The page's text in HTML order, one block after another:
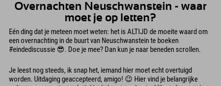
Overnachten Neuschwanstein - waar
moet je op letten?
Eén ding dat je meteen moet weten: het is ALTIJD de moeite waard om
een overnachting in de buurt van Neuschwanstein te boeken
#eindediscussie 😎. Doe je mee? Dan kun je naar beneden scrollen.
Je leest nog steeds, ik snap het, iemand hier moet echt overtuigd
worden. Uitdaging geaccepteerd, amigo! 😉 Hier vind je belangrijke